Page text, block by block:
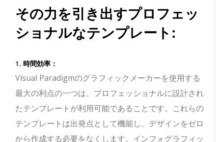
その力を引き出すプロフェッ
ショナルなテンプレート:
1.時間効率：
Visual Paradigmのグラフィックメーカーを使用する
最大の利点の一つは、プロフェッショナルに設計され
たテンプレートが利用可能であることです。これらの
テンプレートは出発点として機能し、デザインをゼロ
から作成する必要をなくします。インフォグラフィッ